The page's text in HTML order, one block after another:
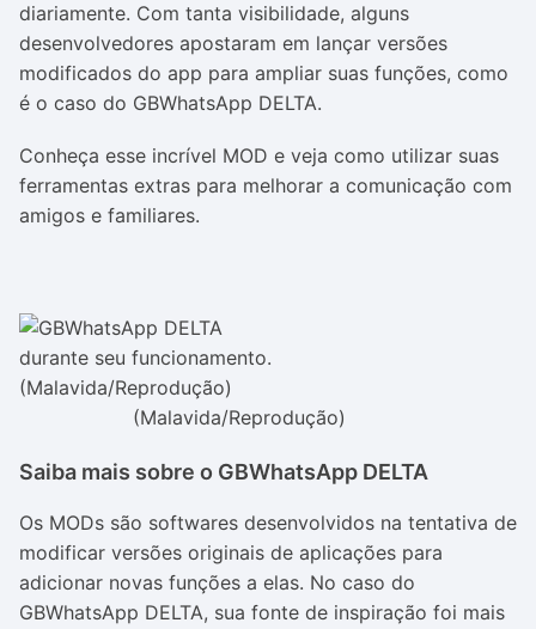
diariamente. Com tanta visibilidade, alguns
desenvolvedores apostaram em lançar versões
modificados do app para ampliar suas funções, como
é o caso do GBWhatsApp DELTA.
Conheça esse incrível MOD e veja como utilizar suas
ferramentas extras para melhorar a comunicação com
amigos e familiares.
(Malavida/Reprodução)
Saiba mais sobre o GBWhatsApp DELTA
Os MODs são softwares desenvolvidos na tentativa de
modificar versões originais de aplicações para
adicionar novas funções a elas. No caso do
GBWhatsApp DELTA, sua fonte de inspiração foi mais